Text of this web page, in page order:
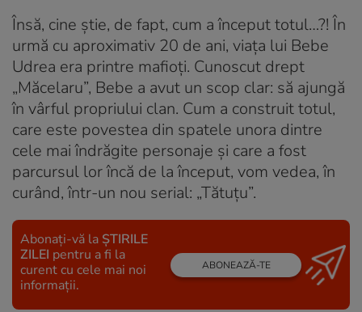
Însă, cine știe, de fapt, cum a început totul…?! În
urmă cu aproximativ 20 de ani, viața lui Bebe
Udrea era printre mafioți. Cunoscut drept
„Măcelaru”, Bebe a avut un scop clar: să ajungă
în vârful propriului clan. Cum a construit totul,
care este povestea din spatele unora dintre
cele mai îndrăgite personaje și care a fost
parcursul lor încă de la început, vom vedea, în
curând, într-un nou serial: „Tătuțu”.
Abonați-vă la ȘTIRILE
ZILEI pentru a fi la
curent cu cele mai noi
informații.
ABONEAZĂ-TE